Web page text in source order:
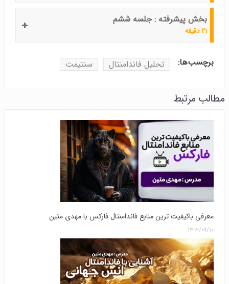
بخش پیشرفته : جلسه ششم
۲۱ دقیقه
برچسب‌ها: تحلیل فاندامنتال سنتیمت
مطالب مرتبط
معرفی باکیفیت ترین منابع فاندامنتال فارکس با مهدی متین
۱۴۰۲/۰۹/۱۰